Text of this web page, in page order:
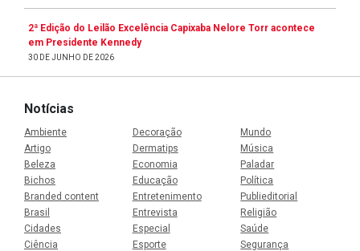
2ª Edição do Leilão Excelência Capixaba Nelore Torr acontece
em Presidente Kennedy
30 DE JUNHO DE 2026
Notícias
Ambiente
Artigo
Beleza
Bichos
Branded content
Brasil
Cidades
Ciência
Decoração
Dermatips
Economia
Educação
Entretenimento
Entrevista
Especial
Esporte
Mundo
Música
Paladar
Política
Publieditorial
Religião
Saúde
Segurança